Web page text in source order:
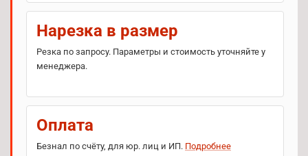
Нарезка в размер
Резка по запросу. Параметры и стоимость уточняйте у
менеджера.
Оплата
Безнал по счёту, для юр. лиц и ИП. Подробнее